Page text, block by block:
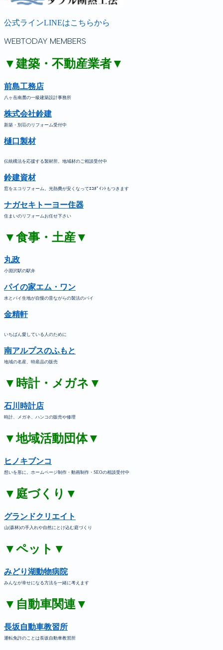
公式ラインLINEはこちらから
WEBTODAY MEMBERS
▼建築・不動産業者▼
前島工務店
八ヶ岳南麓の一級建築設計事務所
株式会社鈴建
新築・別荘のリフォーム受付中
樋口製材
伝統構法を応援する製材所。地域材のご相談受付中
鈴建資材
窓をエコリフォーム。光熱費が安くなってｴｺﾎﾟｲﾝﾄもつきます
ナガセキトーヨー住器
住まいのリフォームお任せ下さい
▼食事・土産▼
丸政
小淵沢駅の駅弁
パイの家エム・ワン
水とパイ生地が自慢の昔ながらの製法のパイ
金精軒
いちばん愛している人のために
南アルプスのふもと
地域の名産、特産品の販売
▼時計・メガネ▼
石川時計店
時計、メガネ、ハンコの販売や修理
▼地域活動団体▼
ヒノキブンコ
想いを形に。ホームページ制作・動画制作・SEOの相談受付中
▼庭づくり▼
グランドクリエイト
山(森林)の手入れや自然にとけ込む庭づくり
▼ペット▼
みどり湖動物病院
みんなが幸せになる方法を一緒に考えます
▼自動車関連▼
長坂自動車教習所
運転免許のことは長坂自動車教習所